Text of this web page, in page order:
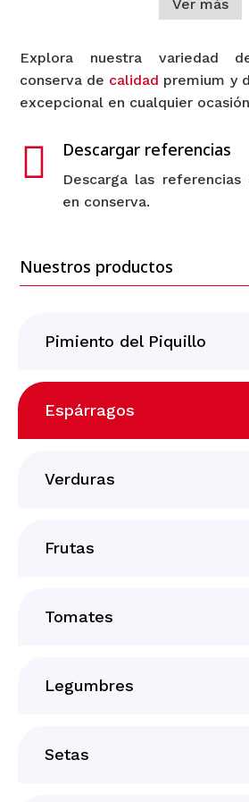
Ver más
Explora nuestra variedad
conserva de calidad premium y
excepcional en cualquier
 Descargar referencias
Descarga las
en conserva.
Nuestros productos
Pimiento del Piquillo
Espárragos
Verduras
Frutas
Tomates
Legumbres
Setas